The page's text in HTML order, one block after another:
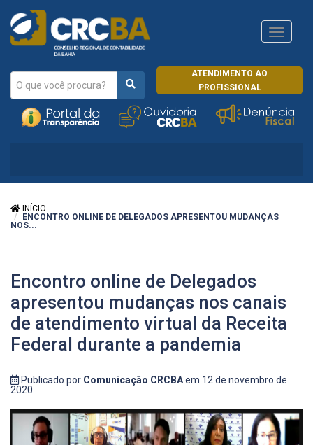
ATENDIMENTO AO
PROFISSIONAL
CRCRJ
INÍCIO
ENCONTRO ONLINE DE DELEGADOS APRESENTOU MUDANÇAS
NOS...
Encontro online de Delegados
apresentou mudanças nos canais
de atendimento virtual da Receita
Federal durante a pandemia
Publicado por Comunicação CRCBAem 12 de novembro de
2020